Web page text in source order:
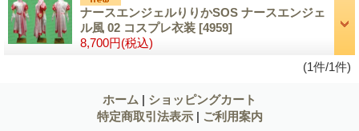
ナースエンジェルりりかSOS ナースエンジェ
ル風 02 コスプレ衣装 [4959]
8,700円(税込)
(1件/1件)
ホーム | ショッピングカート
特定商取引法表示 | ご利用案内